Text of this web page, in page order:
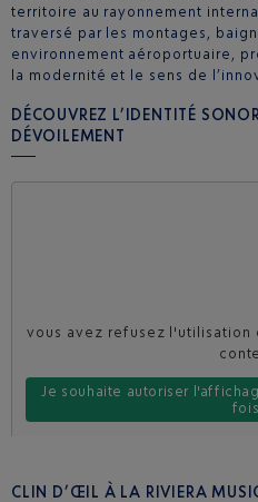
territoire au rayonnement
traversé par les montages,
environnement aéroportuaire,
la modernité et le sens de
DÉCOUVREZ L’IDENTITÉ
DÉVOILEMENT
vous avez refusez l'utilisation
Je souhaite autoriser
fois
Je souhaite toujours autoriser
CLIN D’ŒIL À LA RIVIERA